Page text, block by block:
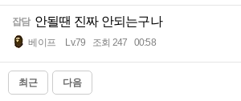
잡담 안될땐 진짜 안되는구나
베이프 Lv.79 조회 247 00:58
최근 다음